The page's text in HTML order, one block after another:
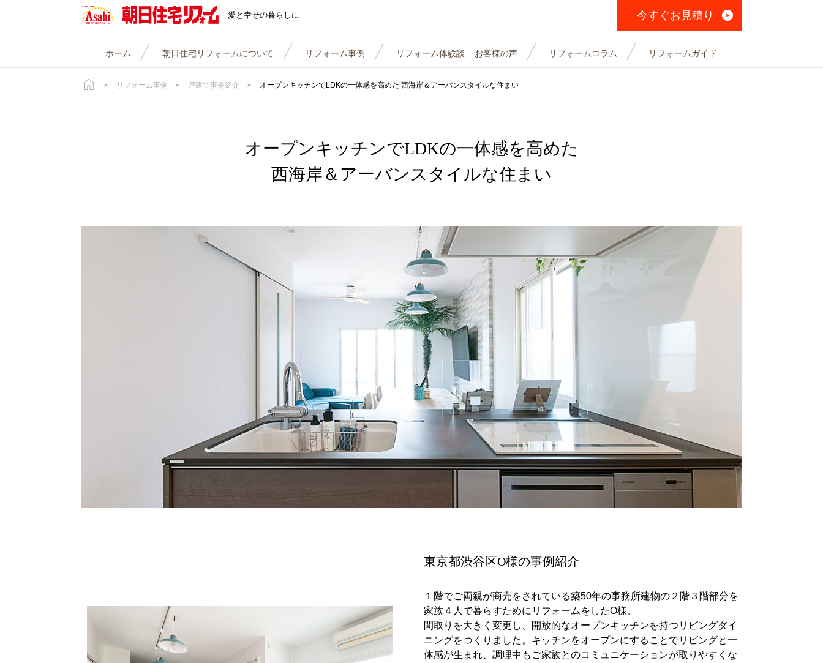
愛と幸せの暮らしに 今すぐお見積り
ホーム 朝日住宅リフォームについて リフォーム事例 リフォーム体験談 ・ お客様の声 リフォームコラム リフォームガイド
リフォーム事例 戸建て事例紹介 オープンキッチンでLDKの一体感を高めた 西海岸＆アーバンスタイルな住まい
オープンキッチンでLDKの一体感を高めた
西海岸＆アーバンスタイルな住まい
東京都渋谷区O様の事例紹介
１階でご両親が商売をされている築50年の事務所建物の２階３階部分を
家族４人で暮らすためにリフォームをしたO様。
間取りを大きく変更し、開放的なオープンキッチンを持つリビングダイ
ニングをつくりました。キッチンをオープンにすることでリビングと一
体感が生まれ、調理中もご家族とのコミュニケーションが取りやすくな